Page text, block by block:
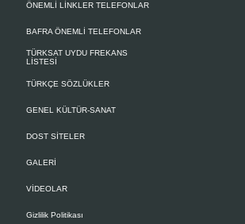
ÖNEMLİ LİNKLER TELEFONLAR
BAFRA ÖNEMLİ TELEFONLAR
TÜRKSAT UYDU FREKANS
LİSTESİ
TÜRKÇE SÖZLÜKLER
GENEL KÜLTÜR-SANAT
DOST SİTELER
GALERİ
VİDEOLAR
Gizlilik Politikası